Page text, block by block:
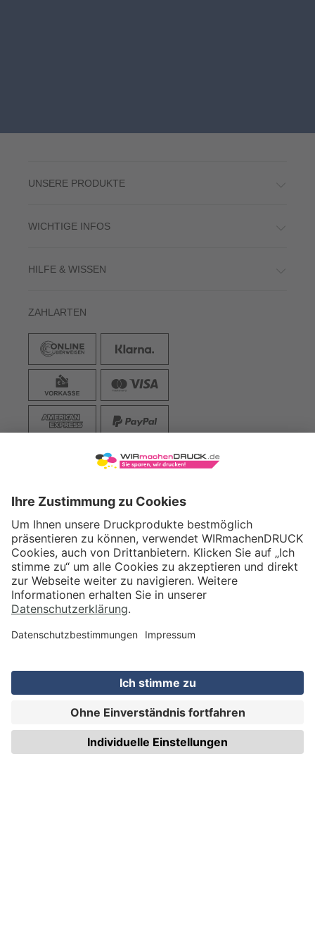
UNSERE PRODUKTE
WICHTIGE INFOS
HILFE & WISSEN
ZAHLARTEN
VERSAND
WIRmachenDRUCK GmbH
Illerstraße 15
71522 Backnang
Tel.: +49 (0) 711 995 982 - 20